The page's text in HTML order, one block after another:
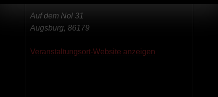
Auf dem Nol 31
Augsburg, 86179
Veranstaltungsort-Website anzeigen